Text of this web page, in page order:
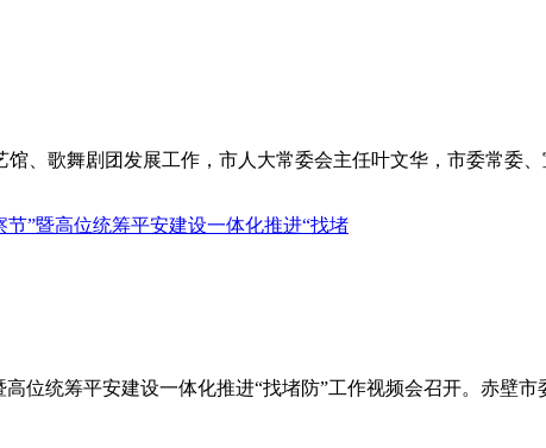
、歌舞剧团发展工作，市人大常委会主任叶文华，市委常委
”暨高位统筹平安建设一体化推进“找堵
位统筹平安建设一体化推进“找堵防”工作视频会召开。赤壁